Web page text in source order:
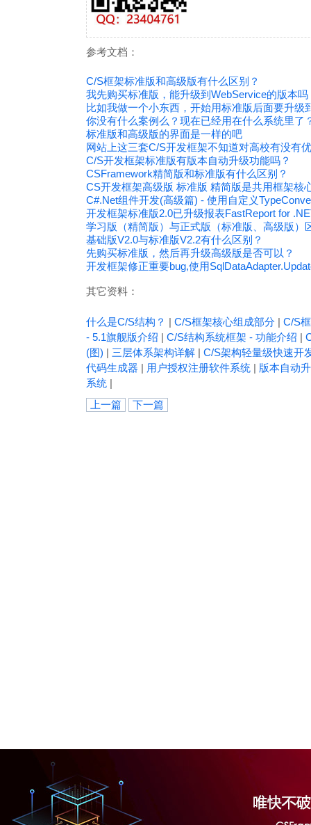
参考文档：
C/S框架标准版和高级版有什么区别？
我先购买标准版，能升级到WebService的版本吗
比如我做一个小东西，开始用标准版后面要升级
你没有什么案例么？现在已经用在什么系统里了
标准版和高级版的界面是一样的吧
网站上这三套C/S开发框架不知道对高校有没有
C/S开发框架标准版有版本自动升级功能吗？
CSFramework精简版和标准版有什么区别？
CS开发框架高级版 标准版 精简版是共用框架核
C#.Net组件开发(高级篇) - 使用自定义
开发框架标准版2.0已升级报表FastReport for
学习版（精简版）与正式版（标准版、高级版）
基础版V2.0与标准版V2.2有什么区别？
先购买标准版，然后再升级高级版是否可以？
开发框架修正重要bug,使用
其它资料：
什么是C/S结构？ | C/S框架核心组成部分 | C/S
- 5.1旗舰版介绍 | C/S结构系统框架 - 功能介绍 |
(图) | 三层体系架构详解 | C/S架构轻量级快速开
代码生成器 | 用户授权注册软件系统 | 版本自动
系统 |
上一篇
下一篇